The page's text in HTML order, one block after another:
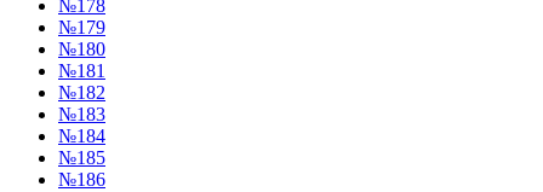
№178
№179
№180
№181
№182
№183
№184
№185
№186